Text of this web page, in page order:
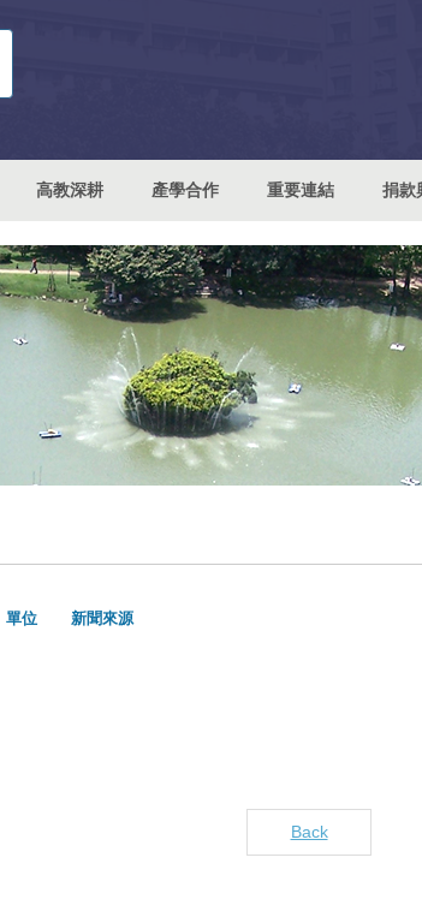
高教深耕 產學合作 重要連結 捐款
單位 新聞來源
Back